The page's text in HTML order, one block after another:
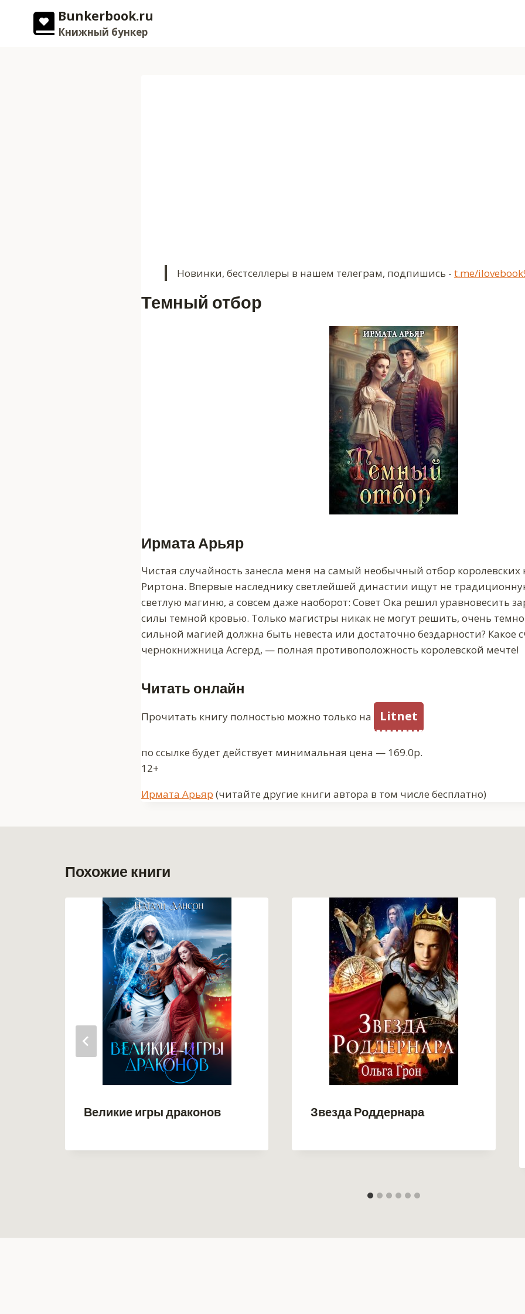
содержимому
Bunkerbook.ru
Книжный бункер
Новинки, бестселлеры в нашем телеграм, подпишись - t.me/
Темный отбор
Ирмата Арьяр
Чистая случайность занесла меня на самый необычный отбор королевских
Риртона. Впервые наследнику светлейшей династии ищут не
светлую магиню, а совсем даже наоборот: Совет Ока решил уравновесить
силы темной кровью. Только магистры никак не могут решить, очень
сильной магией должна быть невеста или достаточно бездарности? Какое
чернокнижница Асгерд, — полная противоположность королевской мечте!
Читать онлайн
Прочитать книгу полностью можно только на Litnet
по ссылке будет действует минимальная цена — 169.0р.
12+
Метки
Ирмата Арьяр (читайте другие книги автора в том числе бесплатно)
Похожие книги
Великие игры драконов Звезда Роддернара